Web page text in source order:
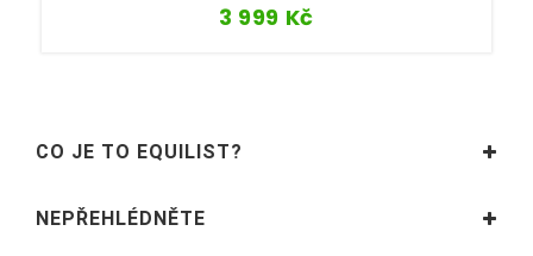
3 999 Kč
CO JE TO EQUILIST?
NEPŘEHLÉDNĚTE